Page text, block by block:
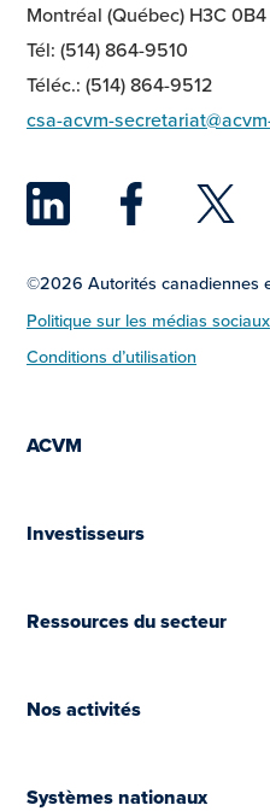
Montréal (Québec) H3C 0B4
Tél: (514) 864-9510
Téléc.: (514) 864-9512
csa-acvm-
©2026 Autorités canadiennes
Politique sur les médias sociaux
Conditions d’utilisation
ACVM
Investisseurs
Ressources du secteur
Nos activités
Systèmes nationaux